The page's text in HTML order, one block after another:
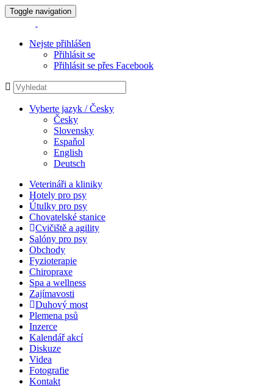
Toggle navigation
Nejste přihlášen
Přihlásit se
Přihlásit se přes Facebook
Vyberte jazyk / Česky
Česky
Slovensky
Espaňol
English
Deutsch
Veterináři a kliniky
Hotely pro psy
Útulky pro psy
Chovatelské stanice
Cvičiště a agility
Salóny pro psy
Obchody
Fyzioterapie
Chiropraxe
Spa a wellness
Zajímavosti
Duhový most
Plemena psů
Inzerce
Kalendář akcí
Diskuze
Videa
Fotografie
Kontakt